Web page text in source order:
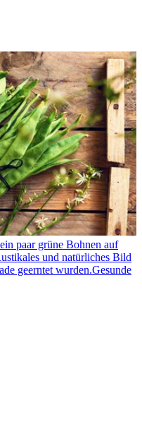
paar grüne Bohnen auf
und natürliches Bild
geerntet wurden.Gesunde